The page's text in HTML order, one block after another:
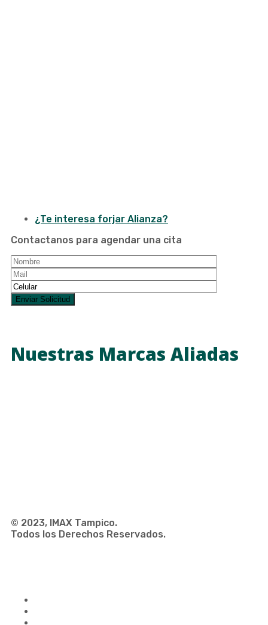
¿Te interesa forjar Alianza?
Contactanos para agendar una cita
Nuestras Marcas Aliadas
© 2023, IMAX Tampico.
Todos los Derechos Reservados.